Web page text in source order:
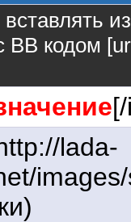
вставлять
кодом
lada-